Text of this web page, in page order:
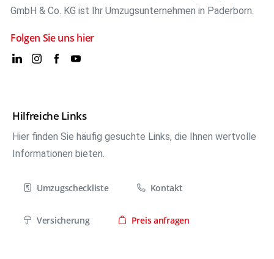
GmbH & Co. KG ist Ihr Umzugsunternehmen in Paderborn.
Folgen Sie uns hier
Hilfreiche Links
Hier finden Sie häufig gesuchte Links, die Ihnen wertvolle
Informationen bieten.
Umzugscheckliste Kontakt
Versicherung Preis anfragen